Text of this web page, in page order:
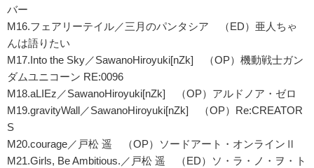
バー
M16.フェアリーテイル／三月のパンタシア （ED）亜人ちゃ
んは語りたい
M17.Into the Sky／SawanoHiroyuki[nZk] （OP）機動戦士ガン
ダムユニコーン RE:0096
M18.aLIEz／SawanoHiroyuki[nZk] （OP）アルドノア・ゼロ
M19.gravityWall／SawanoHiroyuki[nZk] （OP）Re:CREATOR
S
M20.courage／戸松 遥 （OP）ソードアート・オンラインⅡ
M21.Girls, Be Ambitious.／戸松 遥 （ED）ソ・ラ・ノ・ヲ・ト